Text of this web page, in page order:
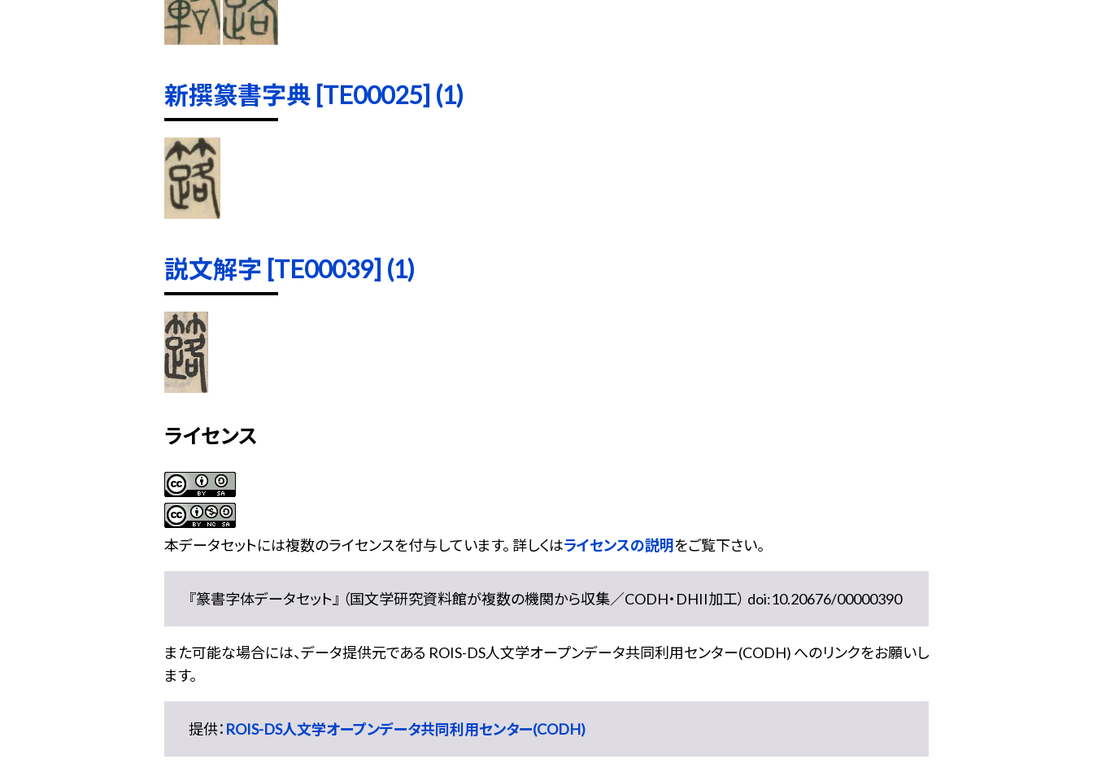
新撰篆書字典 [TE00025] (1)
説文解字 [TE00039] (1)
ライセンス
本データセットには複数のライセンスを付与しています。 詳しくはライセンスの説明をご覧下さい。
『篆書字体データセット』 （国文学研究資料館が複数の機関から収集／CODH・DHII加工） doi:10.20676/00000390
また可能な場合には、データ提供元である ROIS-DS人文学オープンデータ共同利用センター(CODH) へのリンクをお願いし
ます。
提供： ROIS-DS人文学オープンデータ共同利用センター(CODH)